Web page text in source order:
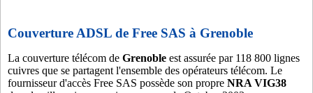
Couverture ADSL de Free SAS à Grenoble
La couverture télécom de Grenoble est assurée par 118 800 lignes
cuivres que se partagent l'ensemble des opérateurs télécom. Le
fournisseur d'accès Free SAS possède son propre NRA VIG38